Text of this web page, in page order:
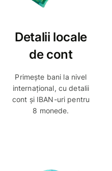
Detalii locale
de cont
Primește bani la nivel
internațional, cu detalii
cont și IBAN-uri pentru
8 monede.